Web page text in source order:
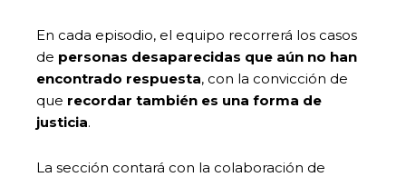
En cada episodio, el equipo recorrerá los casos
de personas desaparecidas que aún no han
encontrado respuesta, con la convicción de
que recordar también es una forma de
justicia.
La sección contará con la colaboración de